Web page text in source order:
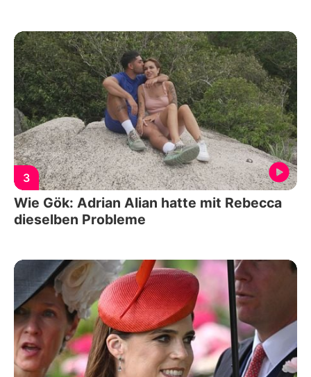
3
Wie Gök: Adrian Alian hatte mit Rebecca
dieselben Probleme